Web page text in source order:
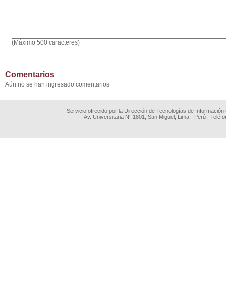
(Máximo 500 caracteres)
Comentarios
Aún no se han ingresado comentarios
Servicio ofrecido por la Dirección de Tecnologías de
Av. Universitaria N° 1801, San Miguel, Lima - Perú |